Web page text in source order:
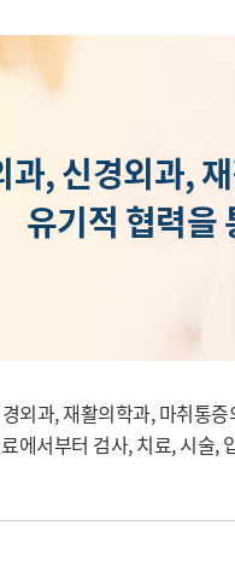
과, 신경외과,
유기적 협력을
외과, 재활의학과, 마취통
에서부터 검사, 치료, 시술